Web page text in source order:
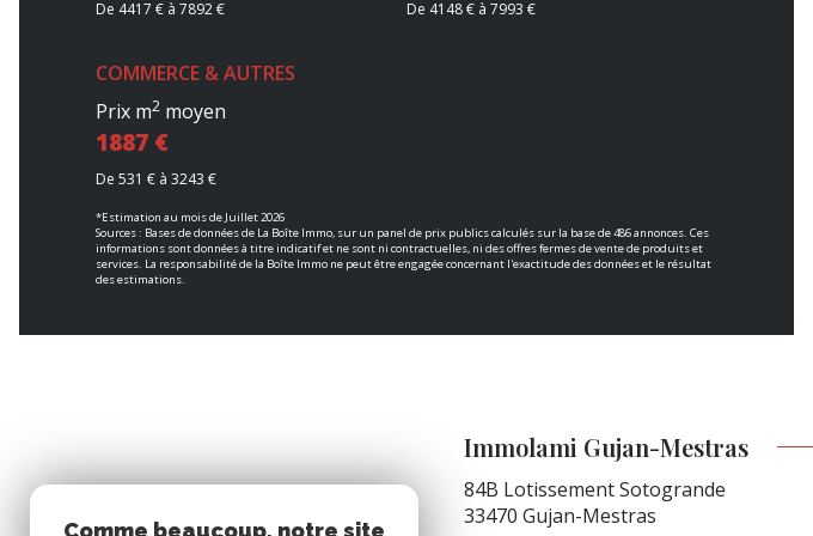
De 4417 € à 7892 € De 4148 € à 7993 €
COMMERCE & AUTRES
Prix m2 moyen
1887 €
De 531 € à 3243 €
*Estimation au mois de Juillet 2026
Sources : Bases de données de La Boîte Immo, sur un panel de prix publics calculés sur la base de 486 annonces. Ces
informations sont données à titre indicatif et ne sont ni contractuelles, ni des offres fermes de vente de produits et
services. La responsabilité de la Boîte Immo ne peut être engagée concernant l'exactitude des données et le résultat
des estimations.
Immolami Gujan-Mestras
84B Lotissement Sotogrande
33470 Gujan-Mestras
Comme beaucoup, notre site